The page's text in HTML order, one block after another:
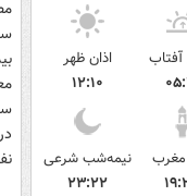
اذان ظهر
۱۲:۱۰
مغرب
نیمه‌شب شرعی
۲۳:۲۲